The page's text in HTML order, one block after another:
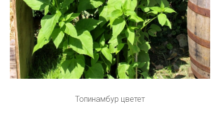
Топинамбур цветет